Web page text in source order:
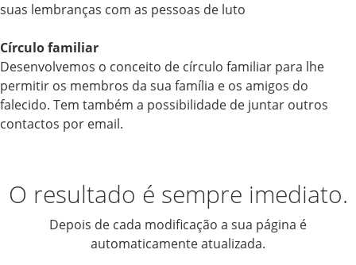
suas lembranças com as pessoas de luto
Círculo familiar
Desenvolvemos o conceito de círculo familiar para lhe
permitir os membros da sua família e os amigos do
falecido. Tem também a possibilidade de juntar outros
contactos por email.
O resultado é sempre imediato.
Depois de cada modificação a sua página é
automaticamente atualizada.